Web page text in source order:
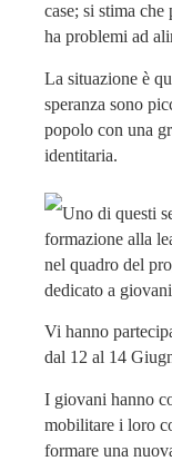
case; si stima
ha problemi ad
La situazione è
speranza sono
popolo con una
identitaria.
Uno di questi
formazione alla
nel quadro del
dedicato a
Vi hanno
dal 12 al 14
I giovani hanno
mobilitare i loro
formare una